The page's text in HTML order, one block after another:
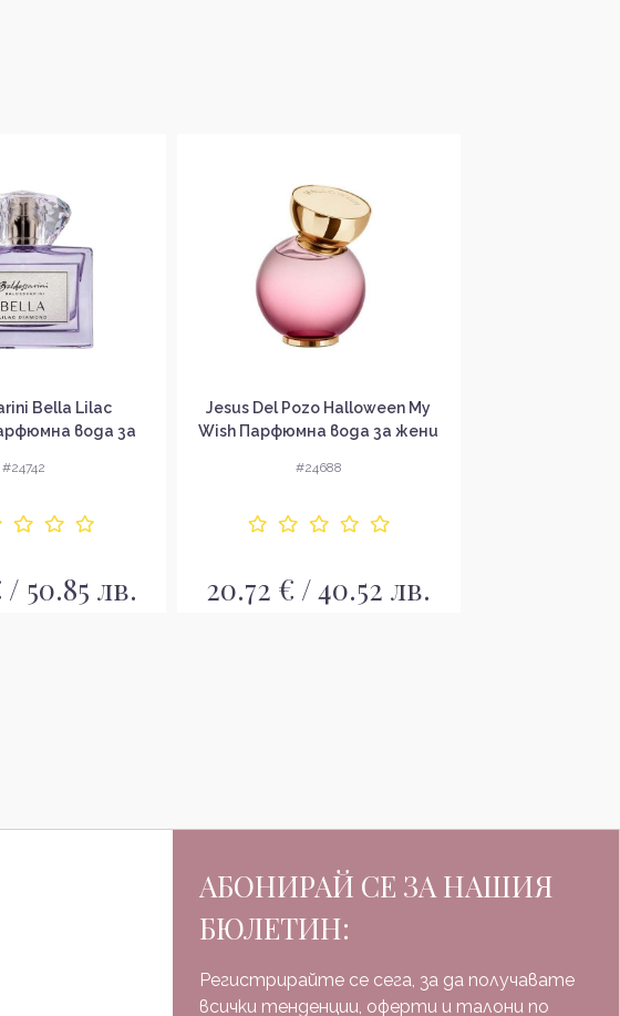
Bella Lilac
вода за
#24742
50.85 лв.
Jesus Del Pozo Halloween My
Wish Парфюмна вода за жени
#24688
20.72 € / 40.52 лв.
АБОНИРАЙ СЕ ЗА НАШИЯ
БЮЛЕТИН:
Регистрирайте се сега, за да получавате
всички тенденции, оферти и талони по